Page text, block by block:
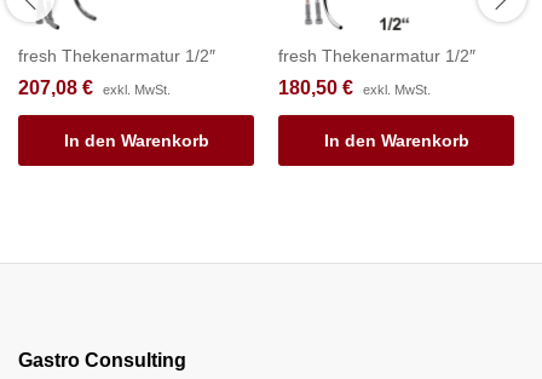
fresh Thekenarmatur 1/2″
207,08 € exkl. MwSt.
In den Warenkorb
fresh Thekenarmatur 1/2″
180,50 € exkl. MwSt.
In den Warenkorb
Gastro Consulting